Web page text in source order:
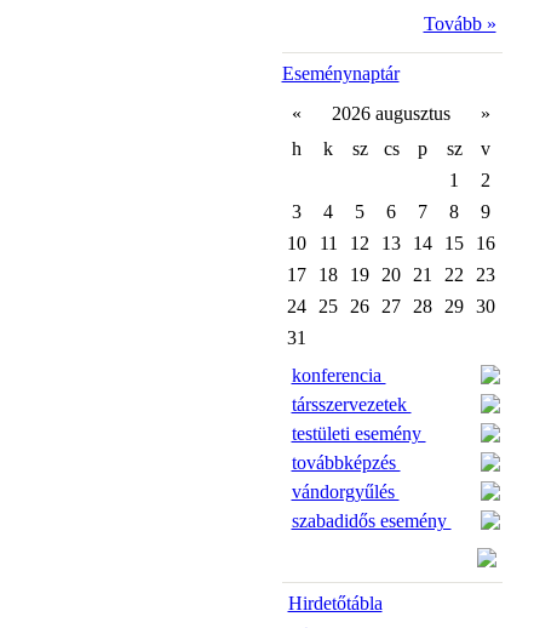
Tovább »
Eseménynaptár
«
2026 augusztus
»
h
k sz cs p sz
v
1
2
3
4 5 6 7 8
9
10
11 12 13 14 15
16
17
18 19 20 21 22
23
24
25 26 27 28 29 30
31
konferencia
társszervezetek
testületi esemény
továbbképzés
vándorgyűlés
szabadidős esemény
Hirdetőtábla